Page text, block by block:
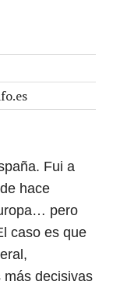
Fui a
hace
pero
caso es que
más decisivas